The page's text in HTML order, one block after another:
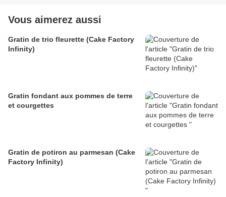
Vous aimerez aussi
Gratin de trio fleurette (Cake Factory
Infinity)
Gratin fondant aux pommes de terre
et courgettes
Gratin de potiron au parmesan (Cake
Factory Infinity)